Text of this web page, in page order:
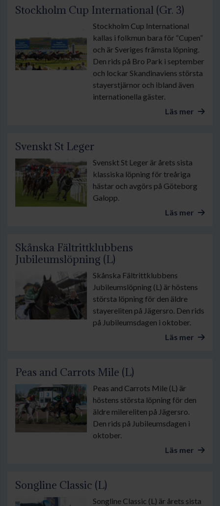
Stockholm Cup International (Gr. 3)
Stockholm Cup International
kallas i folkmun bara för “Cupen”
och är Sveriges främsta löpning.
Den rids på Bro Park i september
och lockar Skandinaviens största
stayerstjärnor och ibland även
internationella gäster.
Läs mer
Svenskt St Leger
Svenskt St Leger är årets sista
klassiska löpning för treåriga
hästar och avgörs på Göteborg
Galopp.
Läs mer
Skånska Fältrittklubbens
Jubileumslöpning (L)
Skånska Fältrittklubbens
Jubileumslöpning (L) är höstens
största löpning för den äldre
stayereliten på Jägersro. Den rids
på Jubileumsdagen i oktober.
Läs mer
Peas and Carrots Mile (L)
Peas and Carrots Mile (L) är
höstens största löpning för den
äldre milereliten på Jägersro.
Den rids på Jubileumsdagen i
oktober.
Läs mer
Songline Classic (L)
Songline Classic (L) är årets sista